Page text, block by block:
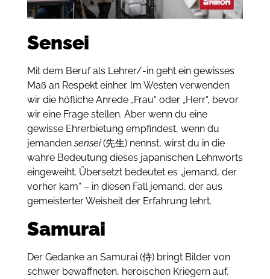
Sensei
Mit dem Beruf als Lehrer/-in geht ein gewisses
Maß an Respekt einher. Im Westen verwenden
wir die höfliche Anrede „Frau“ oder „Herr“, bevor
wir eine Frage stellen. Aber wenn du eine
gewisse Ehrerbietung empfindest, wenn du
jemandensensei(先生) nennst, wirst du in die
wahre Bedeutung dieses japanischen Lehnworts
eingeweiht. Übersetzt bedeutet es „jemand, der
vorher kam“ – in diesen Fall jemand, der aus
gemeisterter Weisheit der Erfahrung lehrt.
Samurai
Der Gedanke an Samurai (侍) bringt Bilder von
schwer bewaffneten, heroischen Kriegern auf,